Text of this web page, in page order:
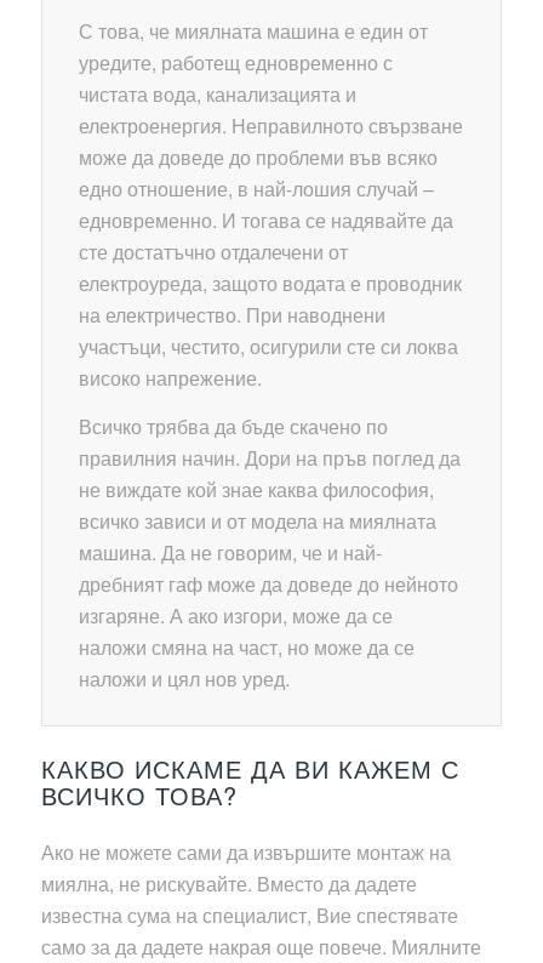
С това, че миялната машина е един от
уредите, работещ едновременно с
чистата вода, канализацията и
електроенергия. Неправилното свързване
може да доведе до проблеми във всяко
едно отношение, в най-лошия случай –
едновременно. И тогава се надявайте да
сте достатъчно отдалечени от
електроуреда, защото водата е проводник
на електричество. При наводнени
участъци, честито, осигурили сте си локва
високо напрежение.
Всичко трябва да бъде скачено по
правилния начин. Дори на пръв поглед да
не виждате кой знае каква философия,
всичко зависи и от модела на миялната
машина. Да не говорим, че и най-
дребният гаф може да доведе до нейното
изгаряне. А ако изгори, може да се
наложи смяна на част, но може да се
наложи и цял нов уред.
КАКВО ИСКАМЕ ДА ВИ КАЖЕМ С
ВСИЧКО ТОВА?
Ако не можете сами да извършите монтаж на
миялна, не рискувайте. Вместо да дадете
известна сума на специалист, Вие спестявате
само за да дадете накрая още повече. Миялните